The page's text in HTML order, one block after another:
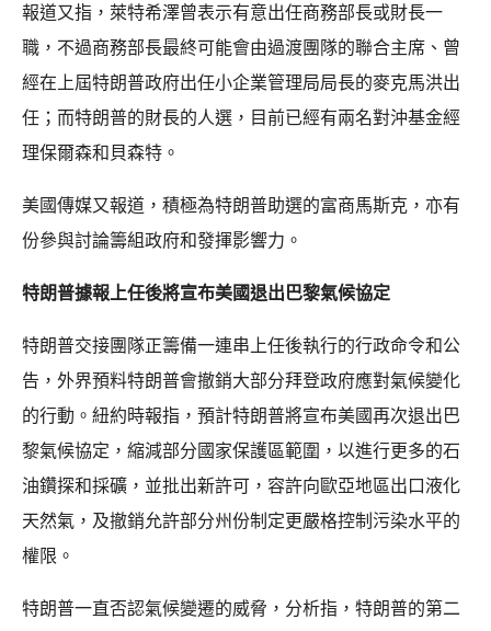
報道又指，萊特希澤曾表示有意出任商務部長或財長一
職，不過商務部長最終可能會由過渡團隊的聯合主席、曾
經在上屆特朗普政府出任小企業管理局局長的麥克馬洪出
任；而特朗普的財長的人選，目前已經有兩名對沖基金經
理保爾森和貝森特。
美國傳媒又報道，積極為特朗普助選的富商馬斯克，亦有
份參與討論籌組政府和發揮影響力。
特朗普據報上任後將宣布美國退出巴黎氣候協定
特朗普交接團隊正籌備一連串上任後執行的行政命令和公
告，外界預料特朗普會撤銷大部分拜登政府應對氣候變化
的行動。紐約時報指，預計特朗普將宣布美國再次退出巴
黎氣候協定，縮減部分國家保護區範圍，以進行更多的石
油鑽探和採礦，並批出新許可，容許向歐亞地區出口液化
天然氣，及撤銷允許部分州份制定更嚴格控制污染水平的
權限。
特朗普一直否認氣候變遷的威脅，分析指，特朗普的第二